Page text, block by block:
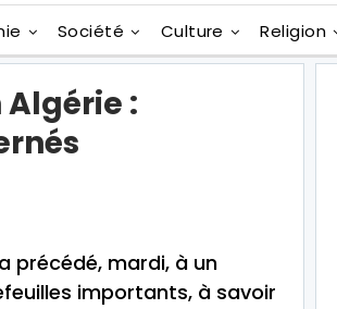
Société Culture Religion
:
précédé, mardi, à un
importants, à savoir